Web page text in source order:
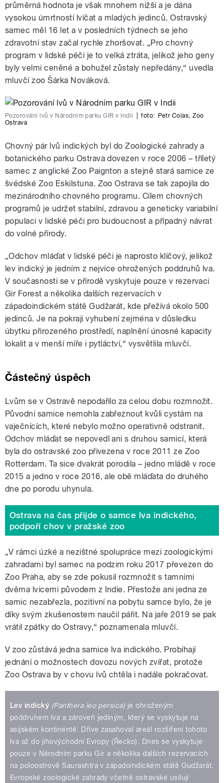
průměrná hodnota je však mnohem nižší a je dána
vysokou úmrtností lvíčat a mladých jedinců. Ostravský
samec měl 16 let a v posledních týdnech se jeho
zdravotní stav začal rychle zhoršovat. „Pro chovný
program v lidské péči je to velká ztráta, jelikož jeho geny
byly velmi ceněné a bohužel zůstaly nepředány,“ uvedla
mluvčí zoo Šárka Nováková.
Pozorování lvů v Národním parku GIR v Indii foto: Petr Čolas,Zoo
Ostrava
Chovný pár lvů indických byl do Zoologické zahrady a
botanického parku Ostrava dovezen v roce 2006 – tříletý
samec z anglické Zoo Paignton a stejně stará samice ze
švédské Zoo Eskilstuna. Zoo Ostrava se tak zapojila do
mezinárodního chovného programu. Cílem chovných
programů je udržet stabilní, zdravou a geneticky variabilní
populaci v lidské péči pro budoucnost a případný návrat
do volné přírody.
„Odchov mláďat v lidské péči je naprosto klíčový, jelikož
lev indický je jedním z nejvíce ohrožených poddruhů lva.
V současnosti se v přírodě vyskytuje pouze v rezervaci
Gir Forest a několika dalších rezervacích v
západoindickém státě Gudžarát, kde přežívá okolo 500
jedinců. Je na pokraji vyhubení zejména v důsledku
úbytku přirozeného prostředí, naplnění únosné kapacity
lokalit a v menší míře i pytláctví,“ vysvětlila mluvčí.
Částečný úspěch
Lvům se v Ostravě nepodařilo za celou dobu rozmnožit.
Původní samice nemohla zabřeznout kvůli cystám na
vaječnících, které nebylo možno operativně odstranit.
Odchov mláďat se nepovedl ani s druhou samicí, která
byla do ostravské zoo přivezena v roce 2011 ze Zoo
Rotterdam. Ta sice dvakrát porodila – jedno mládě v roce
2015 a jedno v roce 2016, ale obě mláďata do druhého
dne po porodu uhynula.
Ostrava na čas přijde o samce lva indického,
podpoří chov v pražské zoo
„V rámci úzké a nezištné spolupráce mezi zoologickými
zahradami byl samec na podzim roku 2017 převezen do
Zoo Praha, aby se zde pokusil rozmnožit s tamními
dvěma lvicemi původem z Indie. Přestože ani jedna ze
samic nezabřezla, pozitivní na pobytu samce bylo, že je
díky svým zkušenostem naučil pářit. Na jaře 2019 se pak
vrátil zpátky do Ostravy,“ poznamenala mluvčí.
V zoo zůstává jedna samice lva indického. Probíhají
jednání o možnostech dovozu nových zvířat, protože
Zoo Ostrava by v chovu lvů chtěla i nadále pokračovat.
Lev indický (Panthera leo persica)je ohroženým
poddruhem lva a zároveň jediným, který se vyskytuje na
asijském kontinentě. Dříve zasahoval areál rozšíření tohoto
lva až do jihovýchodní Evropy (Řecko). Dnes se vyskytuje
pouze v Národním parku Gir a několika dalších rezervacích
na poloostrově Saurashtra v západoindickém státě Gudžarát.
Evropské zoologické zahrady včetně ostravské usilují